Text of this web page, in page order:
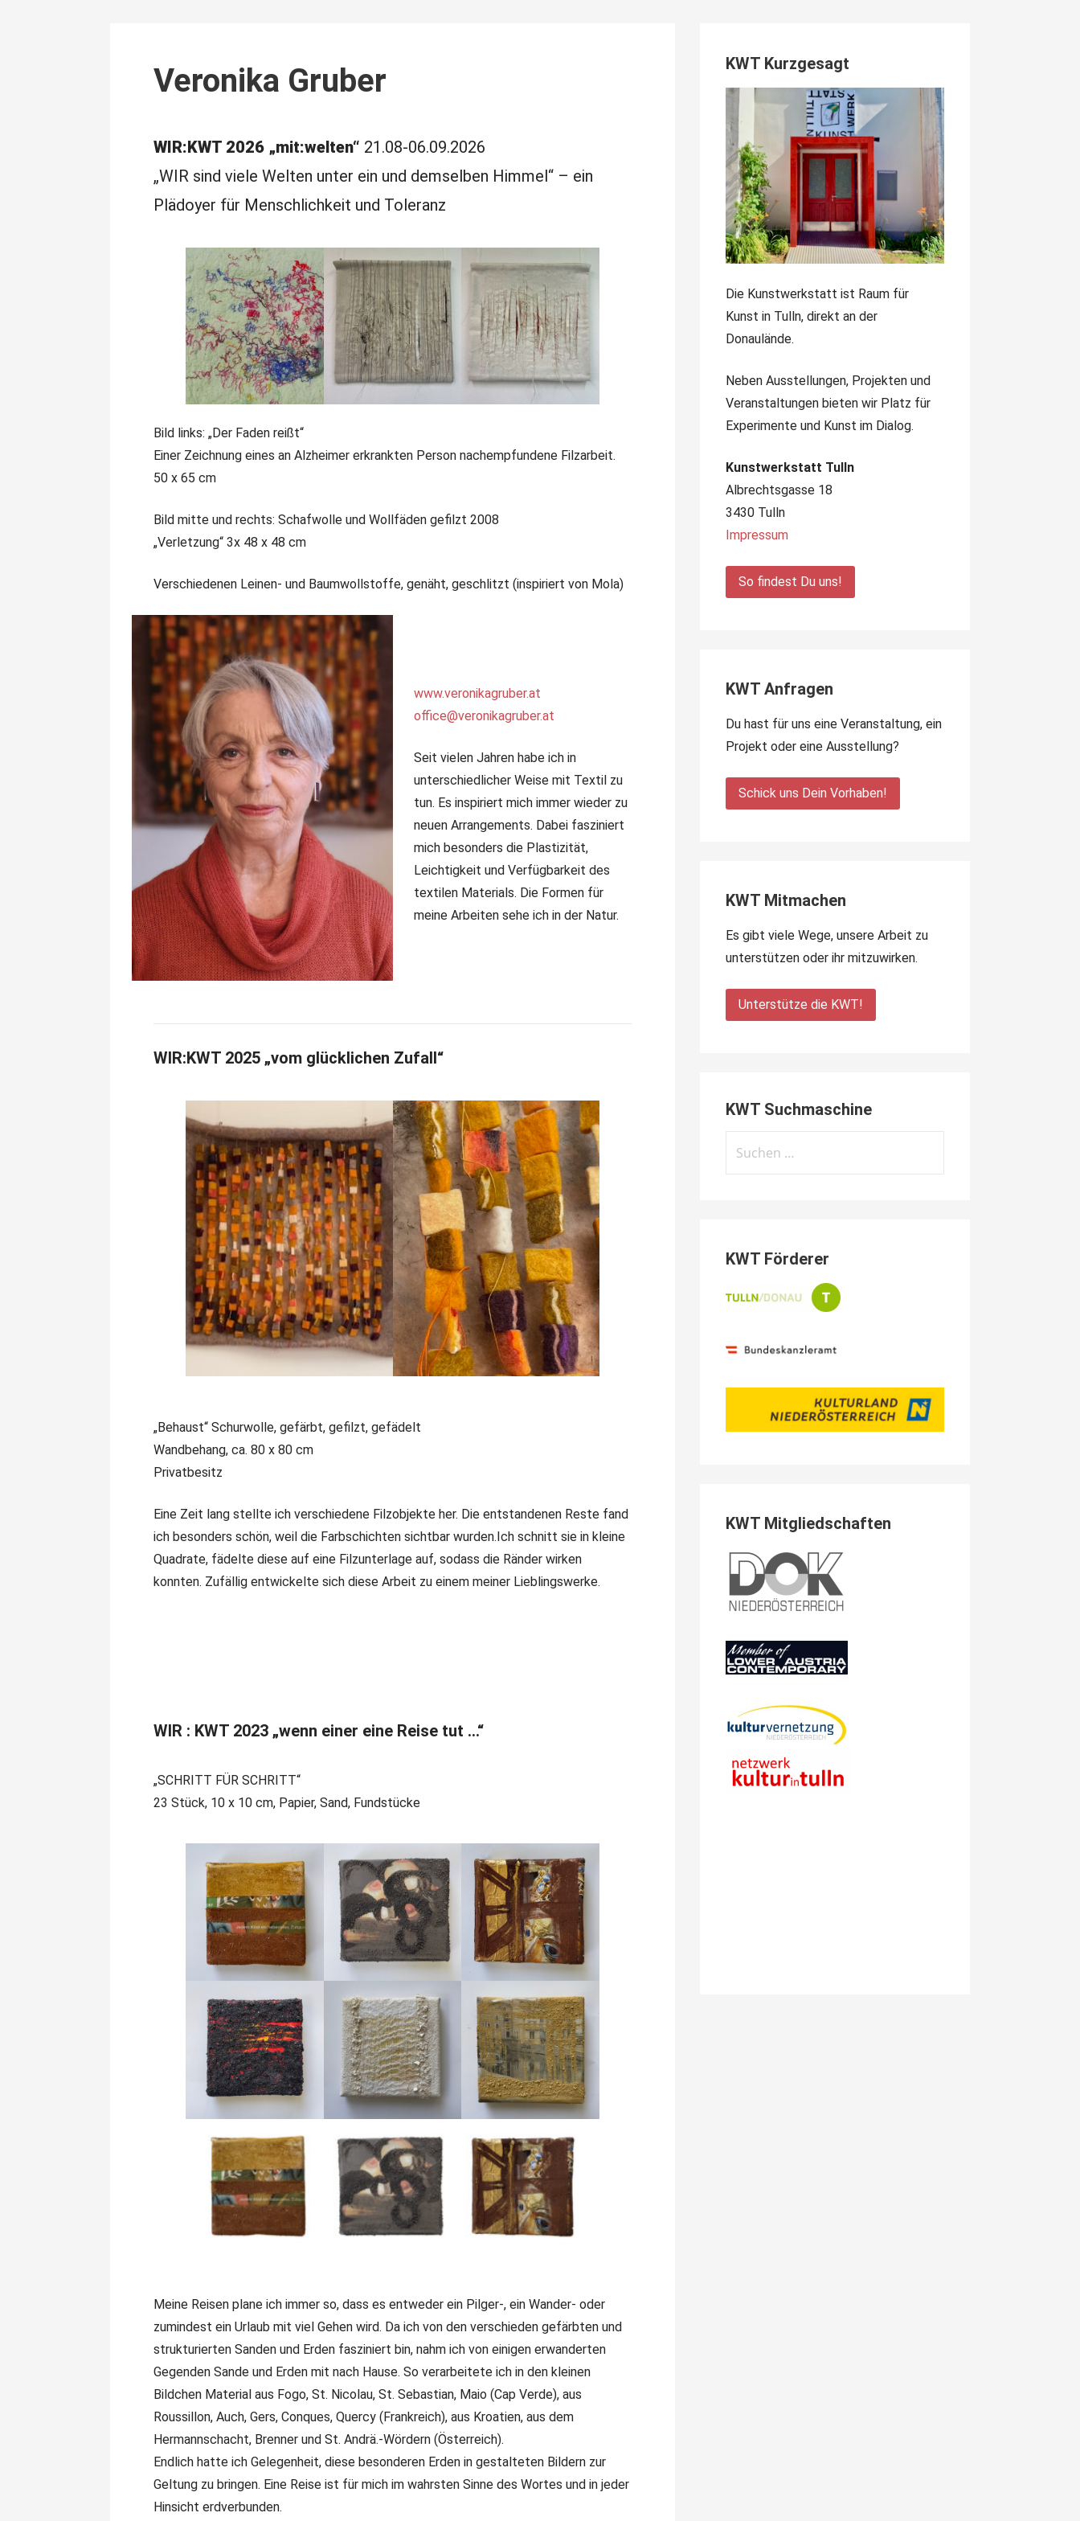
Veronika Gruber
WIR:KWT 2026 „mit:welten“ 21.08-06.09.2026
„WIR sind viele Welten unter ein und demselben Himmel“ – ein
Plädoyer für Menschlichkeit und Toleranz
Bild links: „Der Faden reißt“
Einer Zeichnung eines an Alzheimer erkrankten Person nachempfundene Filzarbeit.
50 x 65 cm
Bild mitte und rechts: Schafwolle und Wollfäden gefilzt 2008
„Verletzung“ 3x 48 x 48 cm
Verschiedenen Leinen- und Baumwollstoffe, genäht, geschlitzt (inspiriert von Mola)
www.veronikagruber.at
office@veronikagruber.at
Seit vielen Jahren habe ich in
unterschiedlicher Weise mit Textil zu
tun. Es inspiriert mich immer wieder zu
neuen Arrangements. Dabei fasziniert
mich besonders die Plastizität,
Leichtigkeit und Verfügbarkeit des
textilen Materials. Die Formen für
meine Arbeiten sehe ich in der Natur.
WIR:KWT 2025 „vom glücklichen Zufall“
„Behaust“ Schurwolle, gefärbt, gefilzt, gefädelt
Wandbehang, ca. 80 x 80 cm
Privatbesitz
Eine Zeit lang stellte ich verschiedene Filzobjekte her. Die entstandenen Reste fand
ich besonders schön, weil die Farbschichten sichtbar wurden.Ich schnitt sie in kleine
Quadrate, fädelte diese auf eine Filzunterlage auf, sodass die Ränder wirken
konnten. Zufällig entwickelte sich diese Arbeit zu einem meiner Lieblingswerke.
WIR : KWT 2023 „wenn einer eine Reise tut …“
„SCHRITT FÜR SCHRITT“
23 Stück, 10 x 10 cm, Papier, Sand, Fundstücke
Meine Reisen plane ich immer so, dass es entweder ein Pilger-, ein Wander- oder
zumindest ein Urlaub mit viel Gehen wird. Da ich von den verschieden gefärbten und
strukturierten Sanden und Erden fasziniert bin, nahm ich von einigen erwanderten
Gegenden Sande und Erden mit nach Hause. So verarbeitete ich in den kleinen
Bildchen Material aus Fogo, St. Nicolau, St. Sebastian, Maio (Cap Verde), aus
Roussillon, Auch, Gers, Conques, Quercy (Frankreich), aus Kroatien, aus dem
Hermannschacht, Brenner und St. Andrä.-Wördern (Österreich).
Endlich hatte ich Gelegenheit, diese besonderen Erden in gestalteten Bildern zur
Geltung zu bringen. Eine Reise ist für mich im wahrsten Sinne des Wortes und in jeder
Hinsicht erdverbunden.
KWT Kurzgesagt
Die Kunstwerkstatt ist Raum für
Kunst in Tulln, direkt an der
Donaulände.
Neben Ausstellungen, Projekten und
Veranstaltungen bieten wir Platz für
Experimente und Kunst im Dialog.
Kunstwerkstatt Tulln
Albrechtsgasse 18
3430 Tulln
Impressum
So findest Du uns!
KWT Anfragen
Du hast für uns eine Veranstaltung, ein
Projekt oder eine Ausstellung?
Schick uns Dein Vorhaben!
KWT Mitmachen
Es gibt viele Wege, unsere Arbeit zu
unterstützen oder ihr mitzuwirken.
Unterstütze die KWT!
KWT Suchmaschine
KWT Förderer
KWT Mitgliedschaften